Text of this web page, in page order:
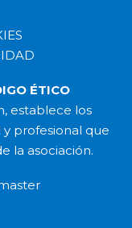
ÉTICO
establece los
profesional que
la asociación.